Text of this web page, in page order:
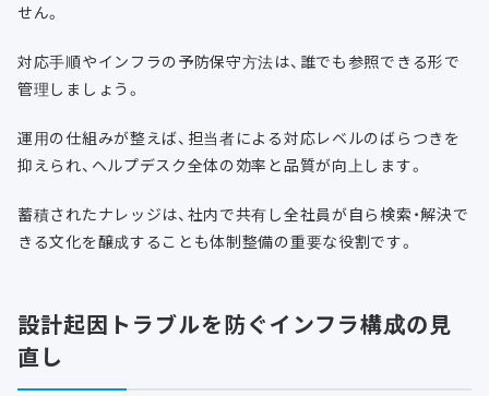
せん。
対応手順やインフラの予防保守方法は、誰でも参照できる形で
管理しましょう。
運用の仕組みが整えば、担当者による対応レベルのばらつきを
抑えられ、ヘルプデスク全体の効率と品質が向上します。
蓄積されたナレッジは、社内で共有し全社員が自ら検索・解決で
きる文化を醸成することも体制整備の重要な役割です。
設計起因トラブルを防ぐインフラ構成の見
直し